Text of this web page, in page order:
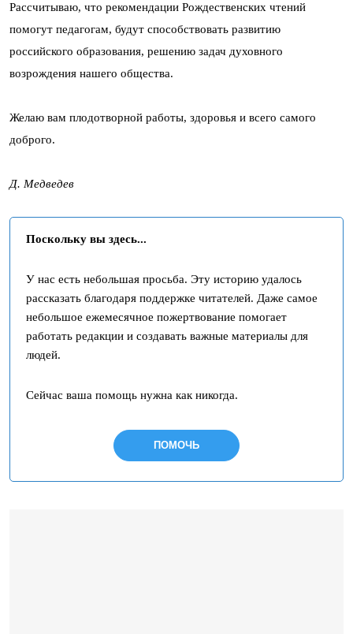
Рассчитываю, что рекомендации Рождественских чтений
помогут педагогам, будут способствовать развитию
российского образования, решению задач духовного
возрождения нашего общества.
Желаю вам плодотворной работы, здоровья и всего самого
доброго.
Д. Медведев
Поскольку вы здесь...
У нас есть небольшая просьба. Эту историю удалось
рассказать благодаря поддержке читателей. Даже самое
небольшое ежемесячное пожертвование помогает
работать редакции и создавать важные материалы для
людей.
Сейчас ваша помощь нужна как никогда.
ПОМОЧЬ